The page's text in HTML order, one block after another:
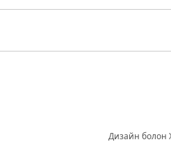
Дизайн болон